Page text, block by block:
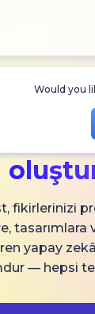
Would you
görsel
fikirlerinizi
tasarımlara
yapay
— hepsi